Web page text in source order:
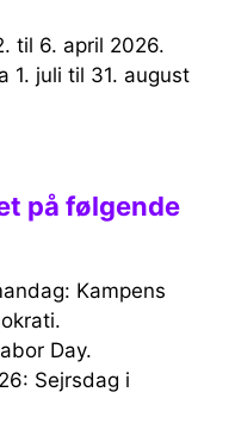
til 6. april 2026.
på følgende
Day.